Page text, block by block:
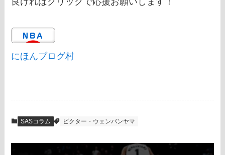
にほんブログ村
SASコラム ビクター・ウェンバンヤマ